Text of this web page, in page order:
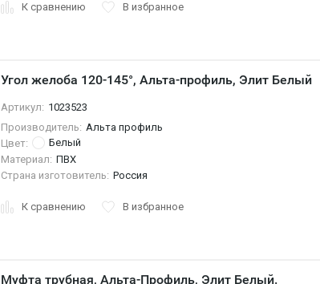
К сравнению В избранное
Угол желоба 120-145°, Альта-профиль, Элит Белый
Артикул: 1023523
Производитель: Альта профиль
Цвет:
Белый
Материал: ПВХ
Страна изготовитель: Россия
К сравнению В избранное
Муфта трубная, Альта-Профиль, Элит Белый.